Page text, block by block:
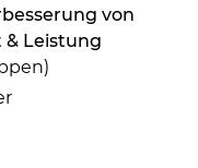
von
Leistung